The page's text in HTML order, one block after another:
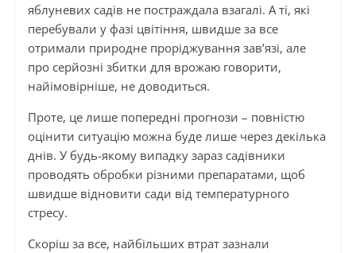
яблуневих садів не постраждала взагалі. А ті, які
перебували у фазі цвітіння, швидше за все
отримали природне проріджування зав’язі, але
про серйозні збитки для врожаю говорити,
найімовірніше, не доводиться.
Проте, це лише попередні прогнози – повністю
оцінити ситуацію можна буде лише через декілька
днів. У будь-якому випадку зараз садівники
проводять обробки різними препаратами, щоб
швидше відновити сади від температурного
стресу.
Скоріш за все, найбільших втрат зазнали